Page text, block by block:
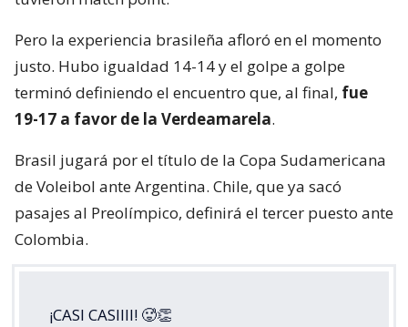
Pero la experiencia brasileña afloró en el momento
justo. Hubo igualdad 14-14 y el golpe a golpe
terminó definiendo el encuentro que, al final, fue
19-17 a favor de la Verdeamarela.
Brasil jugará por el título de la Copa Sudamericana
de Voleibol ante Argentina. Chile, que ya sacó
pasajes al Preolímpico, definirá el tercer puesto ante
Colombia.
¡CASI CASIIII! 🥵👏